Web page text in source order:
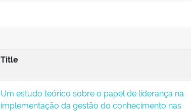
Title
Um estudo teórico sobre o papel de liderança na
implementação da gestão do conhecimento nas